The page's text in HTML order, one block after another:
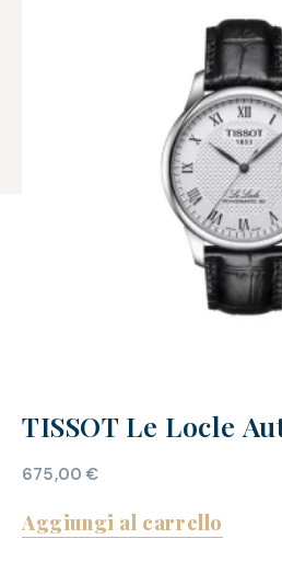
TISSOT Le Locle
675,00€
Aggiungi al carrello